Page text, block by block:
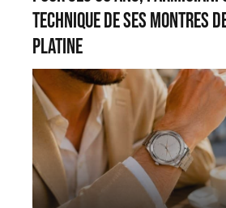
technique de ses montres
platine